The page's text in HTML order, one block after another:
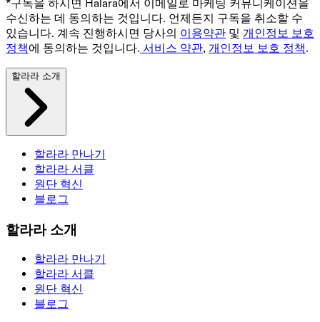
*구독을 하시면 Halara에서 이메일로 마케팅 커뮤니케이션을
수신하는 데 동의하는 것입니다. 언제든지 구독을 취소할 수
있습니다. 계속 진행하시면 당사의 이용약관 및 개인정보 보호
정책에 동의하는 것입니다. 서비스 약관, 개인정보 보호 정책.
할라라 소개
할라라 만나기
할라라 서클
원단 혁신
블로그
할라라 소개
할라라 만나기
할라라 서클
원단 혁신
블로그